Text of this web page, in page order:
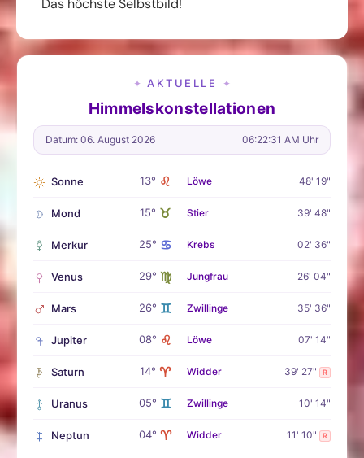
Das höchste Selbstbild!
✦ AKTUELLE ✦
Himmelskonstellationen
Datum: 06. August 2026 06:22:32 AM Uhr
Sonne 13° ♌ Löwe 48' 19"
Mond 15° ♉ Stier 39' 48"
Merkur 25° ♋ Krebs 02' 36"
Venus 29° ♍ Jungfrau 26' 04"
Mars 26° ♊ Zwillinge 35' 36"
Jupiter 08° ♌ Löwe 07' 14"
Saturn 14° ♈ Widder 39' 27" R
Uranus 05° ♊ Zwillinge 10' 14"
Neptun 04° ♈ Widder 11' 10" R